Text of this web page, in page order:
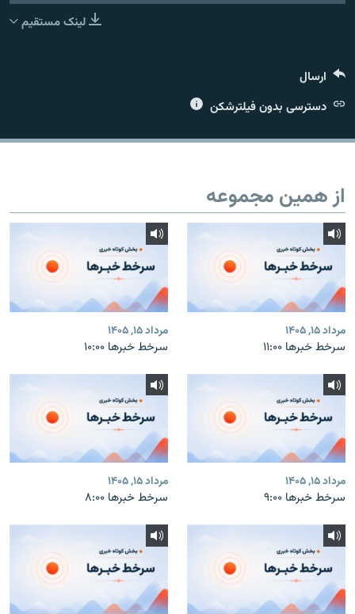
لینک مستقیم
ارسال
دسترسی بدون فیلترشکن
از همین مجموعه
مرداد ۱۵, ۱۴۰۵
سرخط خبرها ۱۱:۰۰
مرداد ۱۵, ۱۴۰۵
سرخط خبرها ۱۰:۰۰
مرداد ۱۵, ۱۴۰۵
سرخط خبرها ۹:۰۰
مرداد ۱۵, ۱۴۰۵
سرخط خبرها ۸:۰۰